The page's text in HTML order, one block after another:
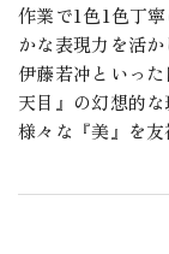
作業で1色1色丁
かな表現力を活
伊藤若冲といっ
天目』の幻想的
様々な『美』を友